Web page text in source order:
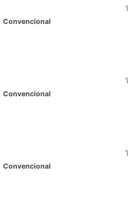
Convencional
Convencional
Convencional